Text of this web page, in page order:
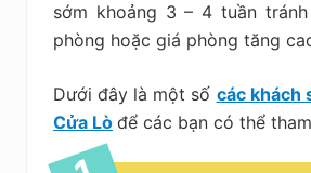
sớm khoảng 3 – 4 tuần
phòng hoặc giá phòng tăng
Dưới đây là một số các khách
Cửa Lò để các bạn có thể